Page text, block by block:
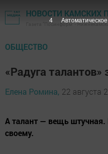
НОВОСТИ КАМСКИХ
Газета "Посинформ" -
ОБЩЕСТВО
«Радуга талантов»
Елена Ромина, 22 августа
А талант — вещь
своему.
3